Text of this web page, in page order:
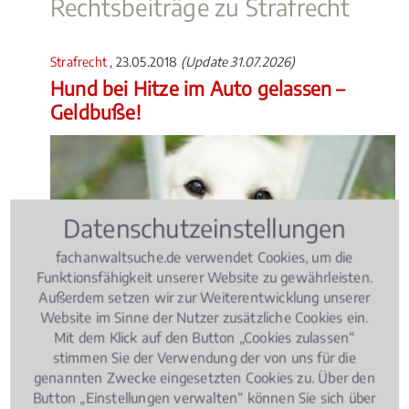
Rechtsbeiträge zu Strafrecht
Strafrecht , 23.05.2018 (Update 31.07.2026)
Hund bei Hitze im Auto gelassen –
Geldbuße!
Wer seinen Hund bei heißen Temperaturen ohne
Datenschutzeinstellungen
fachanwaltsuche.de verwendet Cookies, um die
Funktionsfähigkeit unserer Website zu gewährleisten.
Außerdem setzen wir zur Weiterentwicklung unserer
Website im Sinne der Nutzer zusätzliche Cookies ein.
Mit dem Klick auf den Button „Cookies zulassen“
stimmen Sie der Verwendung der von uns für die
genannten Zwecke eingesetzten Cookies zu. Über den
Button „Einstellungen verwalten“ können Sie sich über